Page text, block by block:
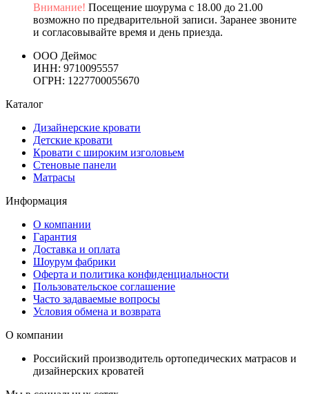
Внимание! Посещение шоурума с 18.00 до 21.00
возможно по предварительной записи. Заранее звоните
и согласовывайте время и день приезда.
ООО Деймос
ИНН: 9710095557
ОГРН: 1227700055670
Каталог
Дизайнерские кровати
Детские кровати
Кровати с широким изголовьем
Стеновые панели
Матрасы
Информация
О компании
Гарантия
Доставка и оплата
Шоурум фабрики
Оферта и политика конфиденциальности
Пользовательское соглашение
Часто задаваемые вопросы
Условия обмена и возврата
О компании
Российский производитель ортопедических матрасов и
дизайнерских кроватей